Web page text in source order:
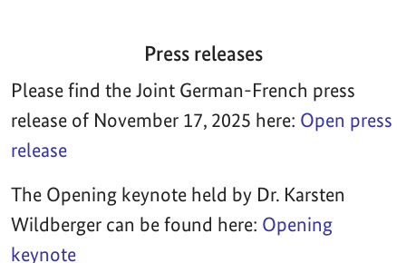
Press releases
Please find the Joint German-French press
release of November 17, 2025 here: Open press
release
The Opening keynote held by Dr. Karsten
Wildberger can be found here: Opening
keynote